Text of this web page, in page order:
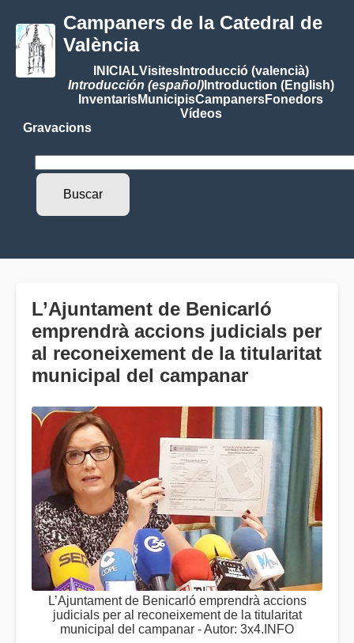
Campaners de la Catedral de
València
INICIALVisitesIntroducció (valencià)
Introducción (español)Introduction (English)
InventarisMunicipisCampanersFonedors
Vídeos
Gravacions
L’Ajuntament de Benicarló
emprendrà accions judicials per
al reconeixement de la titularitat
municipal del campanar
L’Ajuntament de Benicarló emprendrà accions
judicials per al reconeixement de la titularitat
municipal del campanar - Autor: 3x4.INFO